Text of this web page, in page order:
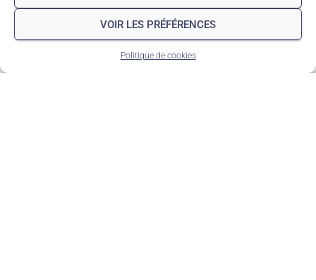
VOIR LES PRÉFÉRENCES
Politique de cookies